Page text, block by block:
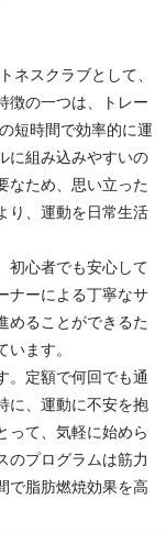
ネスクラブとして、
徴の一つは、トレー
短時間で効率的に運
に組み込みやすいの
なため、思い立った
り、運動を日常生活
初心者でも安心して
ナーによる丁寧なサ
めることができるた
ます。
。定額で何回でも通
に、運動に不安を抱
って、気軽に始めら
のプログラムは筋力
で脂肪燃焼効果を高